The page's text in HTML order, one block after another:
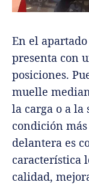
En el
presenta con
posiciones.
muelle
la carga o a la
condición
delantera es
característica
calidad,